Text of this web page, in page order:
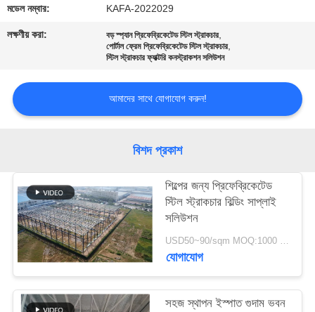
নিয়ন্ত্রণ
সাথে
যোগাযোগ
খবর
মামলা
সাইট
ম্যাপ
মডেল নম্বার: KAFA-2022029
লক্ষণীয় করা: বড় স্প্যান প্রিফেব্রিকেটেড স্টিল স্ট্রাকচার,
পোর্টাল ফ্রেম প্রিফেব্রিকেটেড স্টিল স্ট্রাকচার,
স্টিল স্ট্রাকচার ফ্যাক্টরি কনস্ট্রাকশন সলিউশন
আমাদের সাথে যোগাযোগ করুন!
বিশদ প্রকাশ
শিল্পের জন্য প্রিফেব্রিকেটেড
স্টিল স্ট্রাকচার বিল্ডিং সাপ্লাই
সলিউশন
USD50~90/sqm MOQ:1000 বর্গমিটার
যোগাযোগ
সহজ স্থাপন ইস্পাত গুদাম ভবন